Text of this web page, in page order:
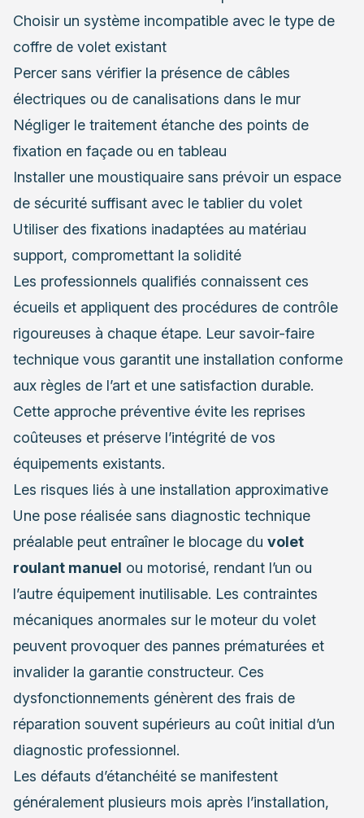
Choisir un système incompatible avec le type de
coffre de volet existant
Percer sans vérifier la présence de câbles
électriques ou de canalisations dans le mur
Négliger le traitement étanche des points de
fixation en façade ou en tableau
Installer une moustiquaire sans prévoir un espace
de sécurité suffisant avec le tablier du volet
Utiliser des fixations inadaptées au matériau
support, compromettant la solidité
Les professionnels qualifiés connaissent ces
écueils et appliquent des procédures de contrôle
rigoureuses à chaque étape. Leur savoir-faire
technique vous garantit une installation conforme
aux règles de l’art et une satisfaction durable.
Cette approche préventive évite les reprises
coûteuses et préserve l’intégrité de vos
équipements existants.
Les risques liés à une installation approximative
Une pose réalisée sans diagnostic technique
préalable peut entraîner le blocage du volet
roulant manuel ou motorisé, rendant l’un ou
l’autre équipement inutilisable. Les contraintes
mécaniques anormales sur le moteur du volet
peuvent provoquer des pannes prématurées et
invalider la garantie constructeur. Ces
dysfonctionnements génèrent des frais de
réparation souvent supérieurs au coût initial d’un
diagnostic professionnel.
Les défauts d’étanchéité se manifestent
généralement plusieurs mois après l’installation,